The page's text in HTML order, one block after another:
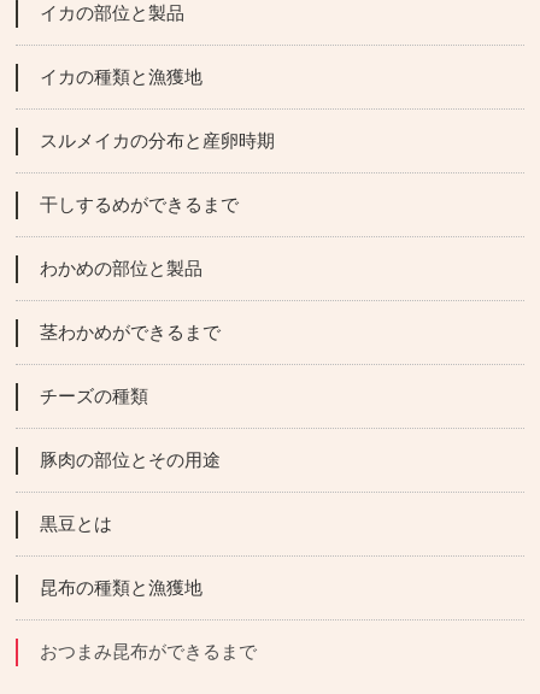
イカの部位と製品
イカの種類と漁獲地
スルメイカの分布と産卵時期
干しするめができるまで
わかめの部位と製品
茎わかめができるまで
チーズの種類
豚肉の部位とその用途
黒豆とは
昆布の種類と漁獲地
おつまみ昆布ができるまで